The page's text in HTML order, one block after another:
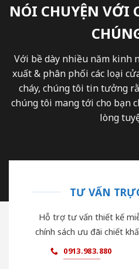
NÓI CHUYỆN VỚI
Với bề dày nhiều năm kinh
xuất & phân phối các loại
cháy, chúng tôi tin tưởng
chúng tôi mang tới cho bạn
lòng
TƯ VẤN
Hỗ trợ tư vấn thiết kế
chính sách ưu đãi chiết
0913.983.880